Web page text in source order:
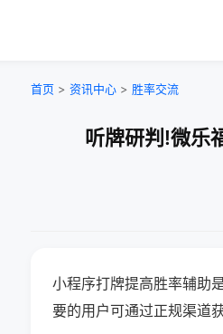
首页 > 资讯中心 > 胜率交流
听牌研判!微乐
小程序打牌提高胜率辅助
要的用户可通过正规渠道